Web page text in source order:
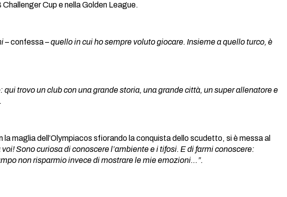
Cup e nella Golden League.
– confessa –quello in cui ho sempre voluto giocare. Insieme a quello turco, è
: qui trovo un club con una grande storia, una grande città, un super allenatore e
maglia dell’Olympiacos sfiorando la conquista dello scudetto, si è messa al
voi! Sono curiosa di conoscere l’ambiente e i tifosi. E di farmi conoscere:
non risparmio invece di mostrare le mie emozioni…”.